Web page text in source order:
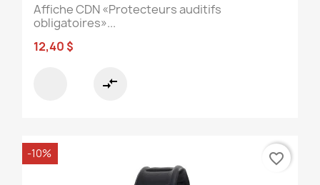
Affiche CDN «Protecteurs auditifs
obligatoires»...
12,40 $
compare_arrows
-10% favorite_border